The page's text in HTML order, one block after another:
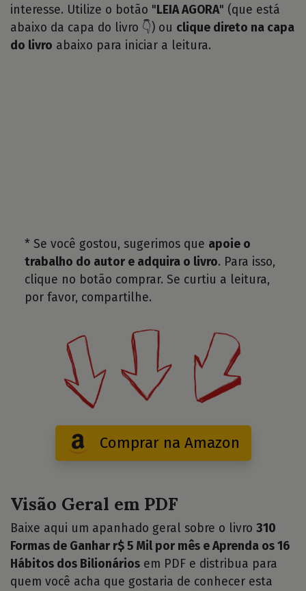
interesse. Utilize o botão " LEIA AGORA" (que está
abaixo da capa do livro 👇) ou clique direto na capa
do livro abaixo para iniciar a leitura.
* Se você gostou, sugerimos que apoie o
trabalho do autor e adquira o livro. Para isso,
clique no botão comprar. Se curtiu a leitura,
por favor, compartilhe.
Comprar na Amazon
Visão Geral em PDF
Baixe aqui um apanhado geral sobre o livro 310
Formas de Ganhar r$ 5 Mil por mês e Aprenda os 16
Hábitos dos Bilionários em PDF e distribua para
quem você acha que gostaria de conhecer esta